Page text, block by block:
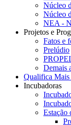
Núcleo
Núcleo
NEA -
Projetos e
Fatos e
Prelúdio
Demais
Qualifica Mais
Incubadoras
Estação